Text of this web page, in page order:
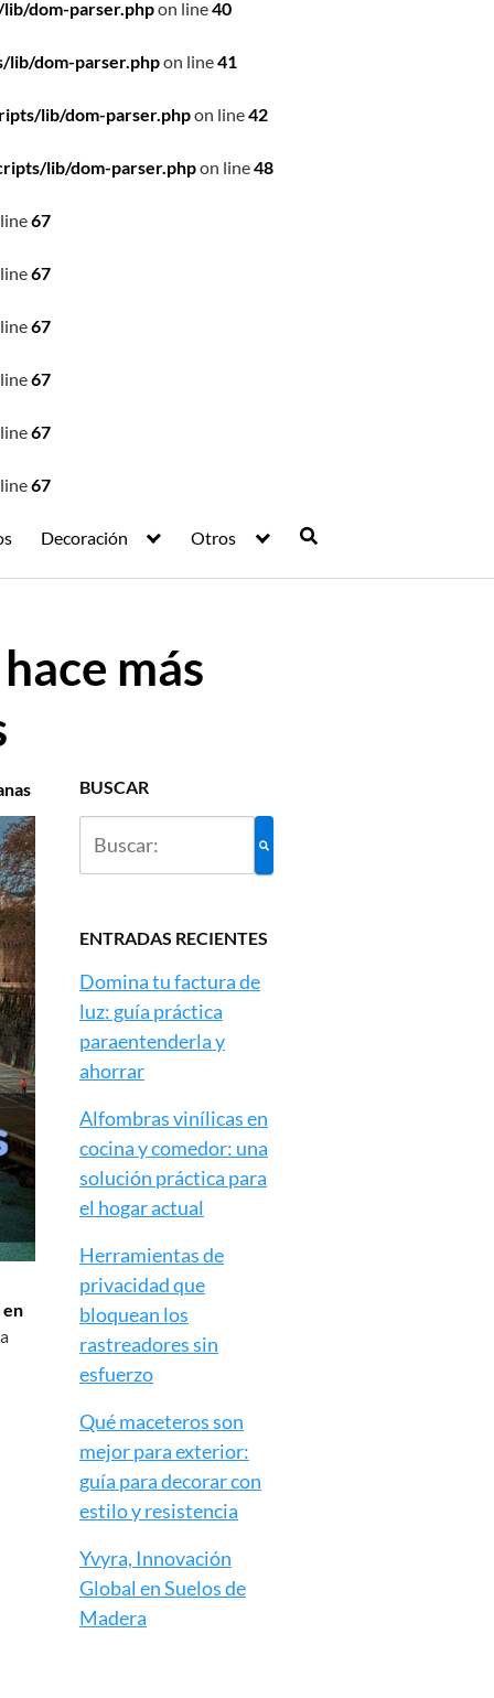
dom-parser.phpon line40
dom-parser.phpon line41
lib/dom-parser.phpon line42
lib/dom-parser.phpon line48
67
67
67
67
67
67
Decoración Otros
más
en
BUSCAR
ENTRADAS RECIENTES
Domina tu factura de
luz: guía práctica
paraentenderla y
ahorrar
Alfombras vinílicas en
cocina y comedor: una
solución práctica para
el hogar actual
Herramientas de
privacidad que
bloquean los
rastreadores sin
esfuerzo
Qué maceteros son
mejor para exterior:
guía para decorar con
estilo y resistencia
Yvyra, Innovación
Global en Suelos de
Madera